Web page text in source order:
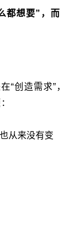
都想要”，而
“创造需求”，
从来没有变